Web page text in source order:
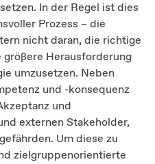
In der Regel ist dies
Prozess – die
nicht daran, die richtige
Herausforderung
umzusetzen. Neben
und -konsequenz
und
externen Stakeholder,
Um diese zu
zielgruppenorientierte